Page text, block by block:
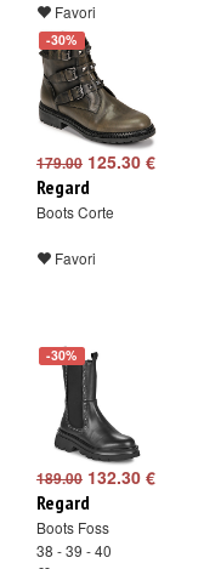
Favori
-30%
179.00 125.30 €
Regard
Boots Corte
Favori
-30%
189.00 132.30 €
Regard
Boots Foss
38 - 39 - 40